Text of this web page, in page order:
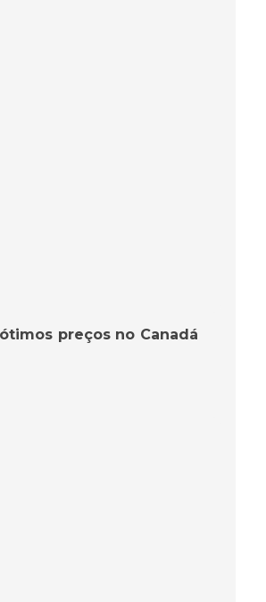
preços no Canadá